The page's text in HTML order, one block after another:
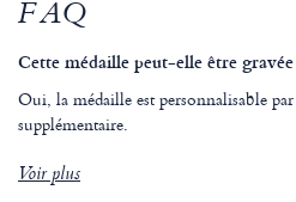
FAQ
Cette médaille peut-elle être gravée
Oui, la médaille est personnalisable
supplémentaire.
Voir plus